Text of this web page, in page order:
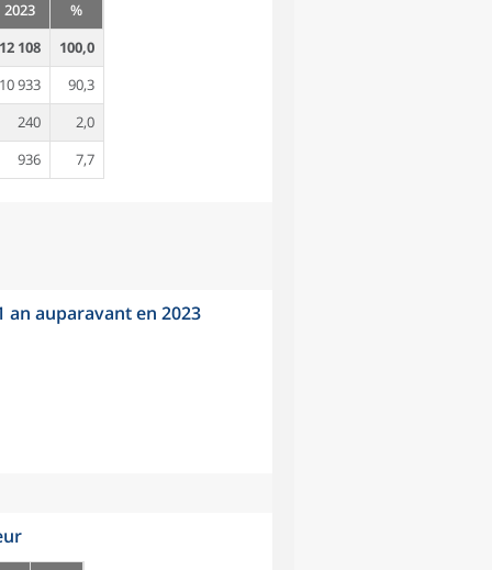
2023
%
108
100,0
933
90,3
240
2,0
936
7,7
an auparavant en 2023